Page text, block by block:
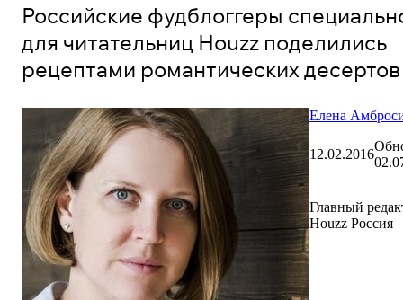
Российские фудблоггеры
для читательниц Houzz поделились
рецептами романтических десертов
Елена
12.02.2016
Главный
Houzz Россия